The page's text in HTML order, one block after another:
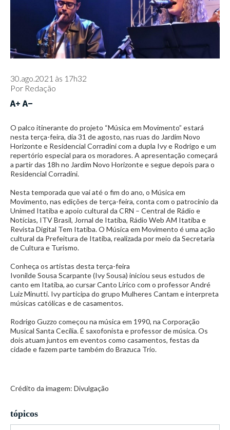
30.ago.2021 às 17h32
Por Redação
O palco itinerante do projeto “Música em Movimento” estará
nesta terça-feira, dia 31 de agosto, nas ruas do Jardim Novo
Horizonte e Residencial Corradini com a dupla Ivy e Rodrigo e um
repertório especial para os moradores. A apresentação começará
a partir das 18h no Jardim Novo Horizonte e segue depois para o
Residencial Corradini.
Nesta temporada que vai até o fim do ano, o Música em
Movimento, nas edições de terça-feira, conta com o patrocínio da
Unimed Itatiba e apoio cultural da CRN – Central de Rádio e
Notícias, ITV Brasil, Jornal de Itatiba, Rádio Web AM Itatiba e
Revista Digital Tem Itatiba. O Música em Movimento é uma ação
cultural da Prefeitura de Itatiba, realizada por meio da Secretaria
de Cultura e Turismo.
Conheça os artistas desta terça-feira
Ivonilde Sousa Scarpante (Ivy Sousa) iniciou seus estudos de
canto em Itatiba, ao cursar Canto Lírico com o professor André
Luiz Minutti. Ivy participa do grupo Mulheres Cantam e interpreta
músicas católicas e de casamentos.
Rodrigo Guzzo começou na música em 1990, na Corporação
Musical Santa Cecília. É saxofonista e professor de música. Os
dois atuam juntos em eventos como casamentos, festas da
cidade e fazem parte também do Brazuca Trio.
Crédito da imagem: Divulgação
tópicos